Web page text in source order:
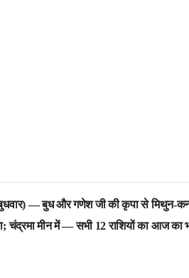
— बुध और गणेश जी की कृपा से मिथुन-
चंद्रमा मीन में — सभी 12 राशियों का आज का